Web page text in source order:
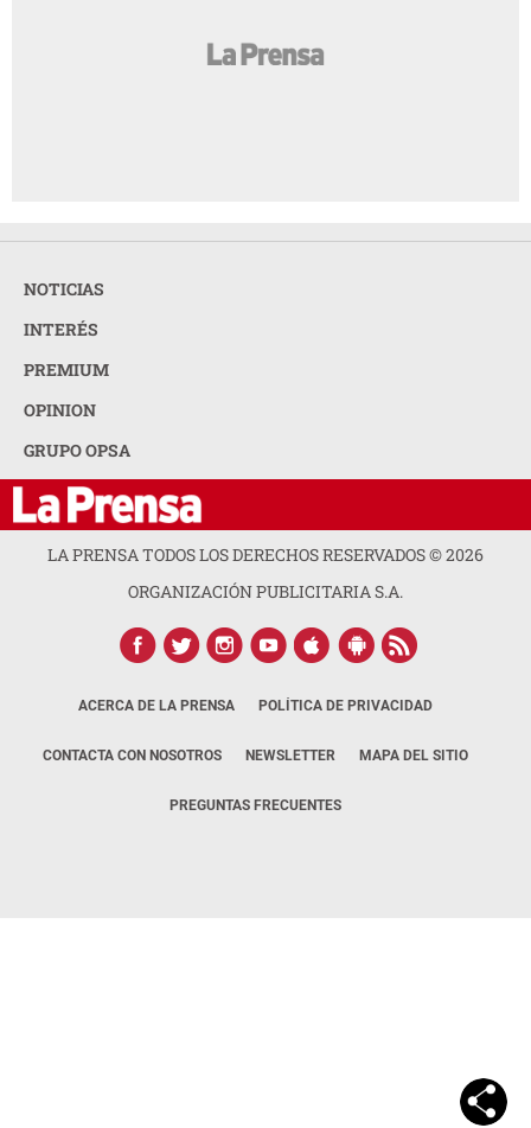
NOTICIAS
INTERÉS
PREMIUM
OPINION
GRUPO OPSA
LA PRENSA TODOS LOS DERECHOS RESERVADOS ©2026
ORGANIZACIÓN PUBLICITARIA S.A.
ACERCA DE LA PRENSA POLÍTICA DE PRIVACIDAD
CONTACTA CON NOSOTROS NEWSLETTER MAPA DEL SITIO
PREGUNTAS FRECUENTES